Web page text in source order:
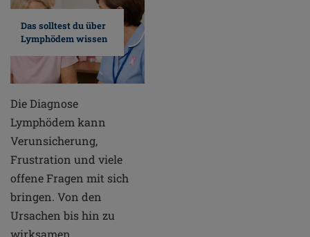
Das solltest du über
Lymphödem wissen
Die Diagnose
Lymphödem kann
Verunsicherung,
Frustration und viele
offene Fragen mit sich
bringen. Von den
Ursachen bis hin zu